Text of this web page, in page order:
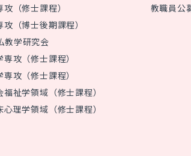
（修士課程）
（博士後期課程）
教学研究会
攻（修士課程）
攻（修士課程）
祉学領域（修士課程）
理学領域（修士課程）
教職員公